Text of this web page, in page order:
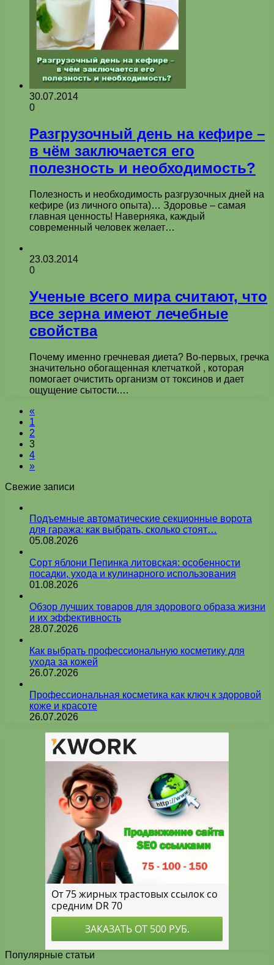
30.07.2014
0
Разгрузочный день на кефире –
в чём заключается его
полезность и необходимость?
Полезность и необходимость разгрузочных дней на
кефире (из личного опыта)… Здоровье – самая
главная ценность! Наверняка, каждый
современный человек желает…
23.03.2014
0
Ученые всего мира считают, что
все зерна имеют лечебные
свойства
Почему именно гречневая диета? Во-первых, гречка
значительно обогащенная клетчаткой , которая
помогает очистить организм от токсинов и дает
ощущение сытости.…
«
1
2
3
4
»
Свежие записи
Подъемные автоматические секционные ворота
для гаража: как выбрать, сколько стоят…
05.08.2026
Сорт яблони Пепинка литовская: особенности
посадки, ухода и кулинарного использования
01.08.2026
Обзор лучших товаров для здорового образа жизни
и их эффективность
28.07.2026
Как выбрать профессиональную косметику для
ухода за кожей
26.07.2026
Профессиональная косметика как ключ к здоровой
коже и красоте
26.07.2026
Популярные статьи